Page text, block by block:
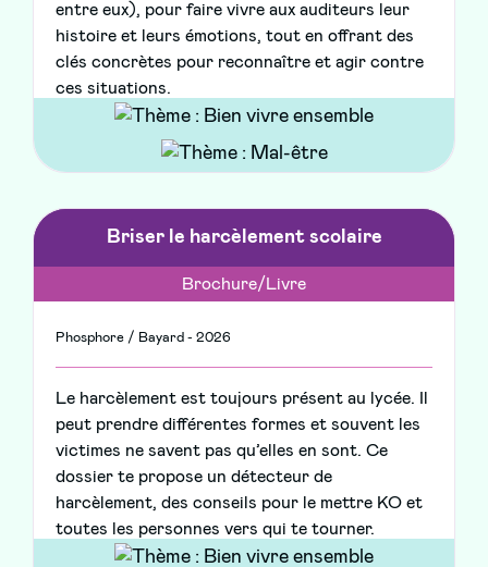
entre eux), pour faire vivre aux auditeurs leur
histoire et leurs émotions, tout en offrant des
clés concrètes pour reconnaître et agir contre
ces situations.
Briser le harcèlement scolaire
Brochure/Livre
Phosphore / Bayard - 2026
Le harcèlement est toujours présent au lycée. Il
peut prendre différentes formes et souvent les
victimes ne savent pas qu’elles en sont. Ce
dossier te propose un détecteur de
harcèlement, des conseils pour le mettre KO et
toutes les personnes vers qui te tourner.